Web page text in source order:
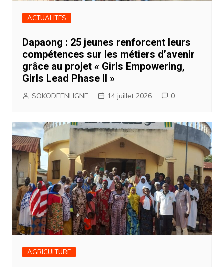
ACTUALITES
Dapaong : 25 jeunes renforcent leurs
compétences sur les métiers d’avenir
grâce au projet « Girls Empowering,
Girls Lead Phase II »
SOKODEENLIGNE 14 juillet 2026 0
AGRICULTURE